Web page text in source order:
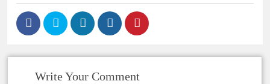
Write Your Comment